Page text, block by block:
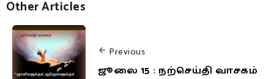
Other Articles
Previous
ஜூலை 15 : நற்செய்தி வாசகம்